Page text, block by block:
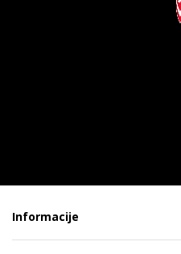
Informacije